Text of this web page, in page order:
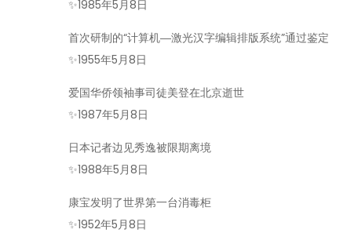
✨1985年5月8日
首次研制的“计算机―激光汉字编辑排版系统”通过鉴定
✨1955年5月8日
爱国华侨领袖事司徒美登在北京逝世
✨1987年5月8日
日本记者边见秀逸被限期离境
✨1988年5月8日
康宝发明了世界第一台消毒柜
✨1952年5月8日